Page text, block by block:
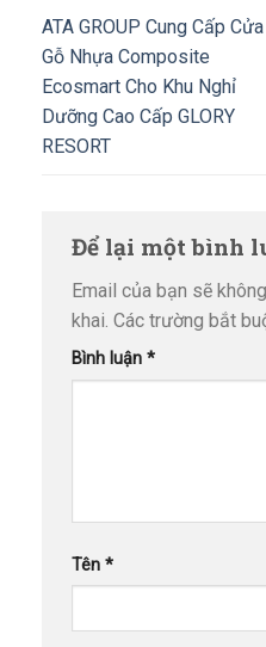
ATA GROUP Cung Cấp Cửa
Gỗ Nhựa Composite
Ecosmart Cho Khu Nghỉ
Dưỡng Cao Cấp GLORY
RESORT
Để lại một bình
Email của bạn sẽ
khai. Các trường bắt
Bình luận *
Tên *